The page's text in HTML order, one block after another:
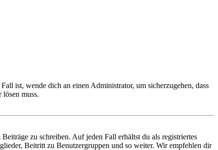
ist, wende dich an einen Administrator, um sicherzugehen, dass
muss.
zu schreiben. Auf jeden Fall erhältst du als registriertes
Beitritt zu Benutzergruppen und so weiter. Wir empfehlen dir